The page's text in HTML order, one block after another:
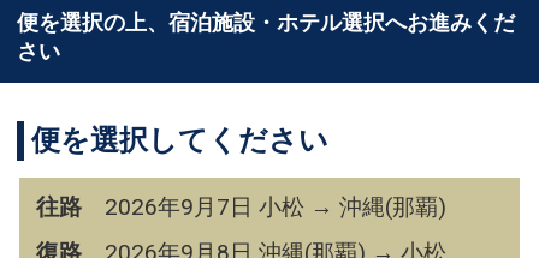
便を選択の上、宿泊施設・ホテル選択へお進みくだ
さい
便を選択してください
往路
2026年9月7日 小松 → 沖縄(那覇)